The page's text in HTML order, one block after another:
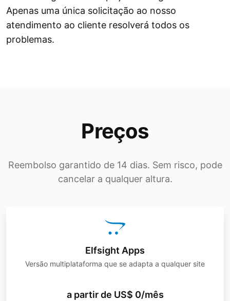
Apenas uma única solicitação ao nosso
atendimento ao cliente resolverá todos os
problemas.
Preços
Reembolso garantido de 14 dias. Sem risco, pode
cancelar a qualquer altura.
Elfsight Apps
Versão multiplataforma que se adapta a qualquer site
a partir de US$ 0/mês